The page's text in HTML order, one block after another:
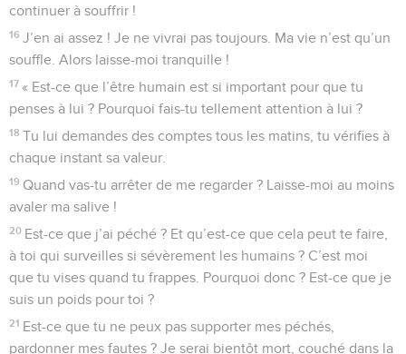
continuer à souffrir !
16 J’en ai assez ! Je ne vivrai pas toujours. Ma vie n’est qu’un
souffle. Alors laisse-moi tranquille !
17 « Est-ce que l’être humain est si important pour que tu
penses à lui ? Pourquoi fais-tu tellement attention à lui ?
18 Tu lui demandes des comptes tous les matins, tu vérifies à
chaque instant sa valeur.
19 Quand vas-tu arrêter de me regarder ? Laisse-moi au moins
avaler ma salive !
20 Est-ce que j’ai péché ? Et qu’est-ce que cela peut te faire,
à toi qui surveilles si sévèrement les humains ? C’est moi
que tu vises quand tu frappes. Pourquoi donc ? Est-ce que je
suis un poids pour toi ?
21 Est-ce que tu ne peux pas supporter mes péchés,
pardonner mes fautes ? Je serai bientôt mort, couché dans la